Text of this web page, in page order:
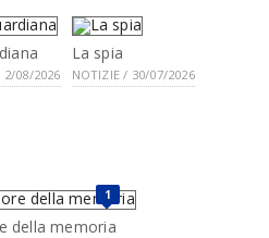
2/08/2026
La spia
NOTIZIE / 30/07/2026
1
della memoria